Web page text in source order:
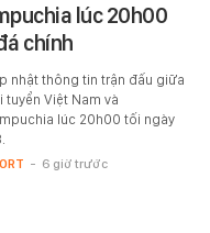
lúc 20h00
chính
nhật thông tin trận đấu giữa
tuyển Việt Nam và
lúc 20h00 tối ngày
- 6 giờ trước